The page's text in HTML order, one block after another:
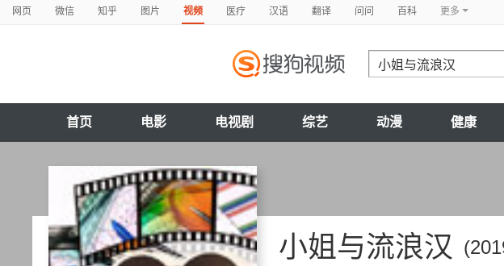
网页 微信 知乎 图片 视频 医疗 汉语 翻译 问问 百科 更多
首页 电影 电视剧 综艺 动漫 健康
小姐与流浪汉